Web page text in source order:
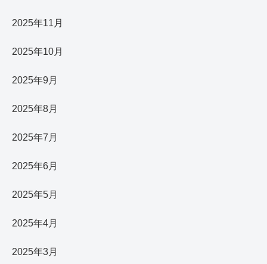
2025年11月
2025年10月
2025年9月
2025年8月
2025年7月
2025年6月
2025年5月
2025年4月
2025年3月